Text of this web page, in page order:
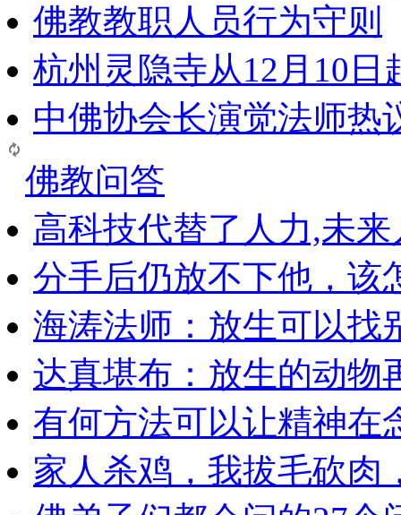
佛教教职人员行为守则
杭州灵隐寺从12月10日
中佛协会长演觉法师热
佛教问答
高科技代替了人力,未
分手后仍放不下他，该
海涛法师：放生可以找
达真堪布：放生的动物
有何方法可以让精神在
家人杀鸡，我拔毛砍肉